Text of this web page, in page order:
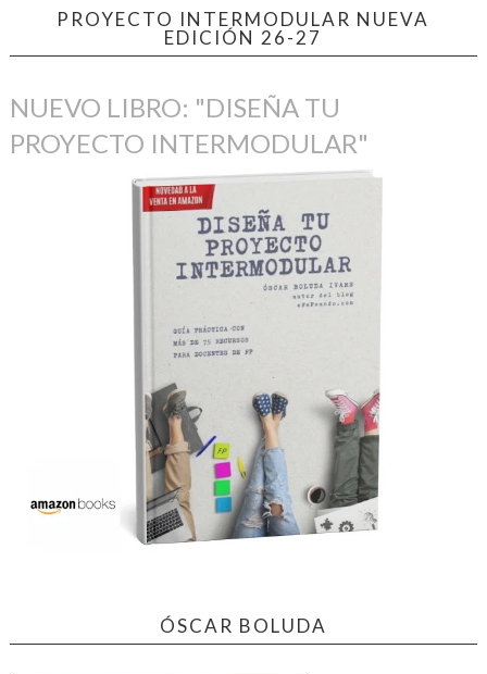
PROYECTO INTERMODULAR NUEVA
EDICIÓN 26-27
NUEVO LIBRO: "DISEÑA TU
PROYECTO INTERMODULAR"
ÓSCAR BOLUDA